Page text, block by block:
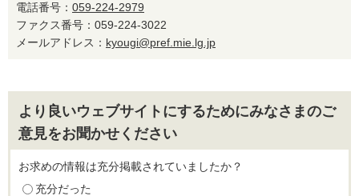
電話番号： 059-224-2979
ファクス番号：059-224-3022
メールアドレス： kyougi@pref.mie.lg.jp
より良いウェブサイトにするためにみなさまのご
意見をお聞かせください
お求めの情報は充分掲載されていましたか？
充分だった